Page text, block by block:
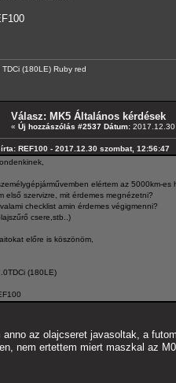
(180LE) Ruby red
Válasz: MK5 Általános kérdések
« Új hozzászólás #2537 Dátum:
REF100 - 2017.12.30 szombat, 12:56:47
elértem az 5000km-es
első szervizre, mit érdemes megnézetni?
checklist amin érdemes végigmenni?
csere,stb..)
előre is köszönöm,
(180LE)
anno az olajcseret javasoltak, a
nem ertettem miert maszkal az